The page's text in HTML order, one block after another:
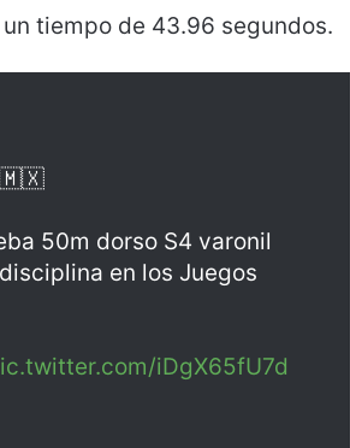
tiempo de 43.96 segundos.
50m dorso S4 varonil
en los Juegos
iDgX65fU7d